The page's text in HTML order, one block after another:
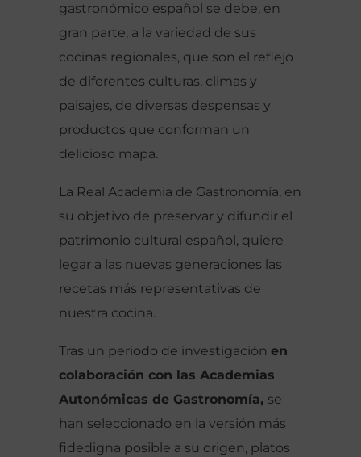
gastronómico español se debe, en
gran parte, a la variedad de sus
cocinas regionales, que son el reflejo
de diferentes culturas, climas y
paisajes, de diversas despensas y
productos que conforman un
delicioso mapa.
La Real Academia de Gastronomía, en
su objetivo de preservar y difundir el
patrimonio cultural español, quiere
legar a las nuevas generaciones las
recetas más representativas de
nuestra cocina.
Tras un periodo de investigación en
colaboración con las Academias
Autonómicas de Gastronomía, se
han seleccionado en la versión más
fidedigna posible a su origen, platos